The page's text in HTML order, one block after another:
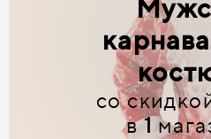
со
в1